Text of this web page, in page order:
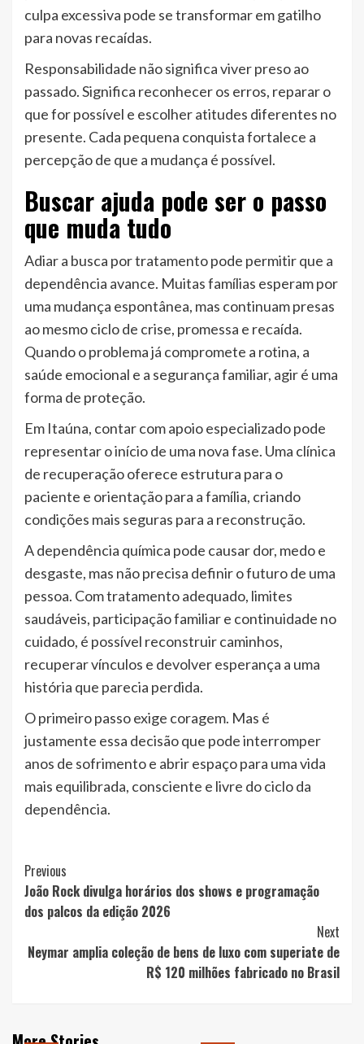
culpa excessiva pode se transformar em gatilho
para novas recaídas.
Responsabilidade não significa viver preso ao
passado. Significa reconhecer os erros, reparar o
que for possível e escolher atitudes diferentes no
presente. Cada pequena conquista fortalece a
percepção de que a mudança é possível.
Buscar ajuda pode ser o passo
que muda tudo
Adiar a busca por tratamento pode permitir que a
dependência avance. Muitas famílias esperam por
uma mudança espontânea, mas continuam presas
ao mesmo ciclo de crise, promessa e recaída.
Quando o problema já compromete a rotina, a
saúde emocional e a segurança familiar, agir é uma
forma de proteção.
Em Itaúna, contar com apoio especializado pode
representar o início de uma nova fase. Uma clínica
de recuperação oferece estrutura para o
paciente e orientação para a família, criando
condições mais seguras para a reconstrução.
A dependência química pode causar dor, medo e
desgaste, mas não precisa definir o futuro de uma
pessoa. Com tratamento adequado, limites
saudáveis, participação familiar e continuidade no
cuidado, é possível reconstruir caminhos,
recuperar vínculos e devolver esperança a uma
história que parecia perdida.
O primeiro passo exige coragem. Mas é
justamente essa decisão que pode interromper
anos de sofrimento e abrir espaço para uma vida
mais equilibrada, consciente e livre do ciclo da
dependência.
Post
Navigation
Previous
João Rock divulga horários dos shows e programação
dos palcos da edição 2026
Next
Neymar amplia coleção de bens de luxo com superiate de
R$ 120 milhões fabricado no Brasil